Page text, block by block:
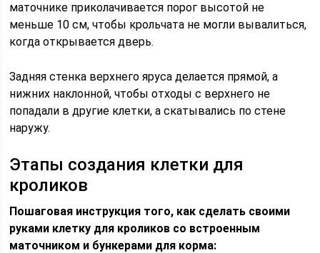
маточнике приколачивается порог высотой не
меньше 10 см, чтобы крольчата не могли вывалиться,
когда открывается дверь.
Задняя стенка верхнего яруса делается прямой, а
нижних наклонной, чтобы отходы с верхнего не
попадали в другие клетки, а скатывались по стене
наружу.
Этапы создания клетки для
кроликов
Пошаговая инструкция того, как сделать своими
руками клетку для кроликов со встроенным
маточником и бункерами для корма: